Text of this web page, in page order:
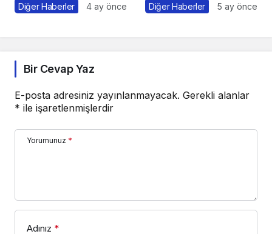
Naftalan Resmen
Diğer Haberler 4 ay önce
Gücüyle Strese Veda
Diğer Haberler 5 ay önce
Bir Cevap Yaz
E-posta adresiniz yayınlanmayacak. Gerekli alanlar
* ile işaretlenmişlerdir
Yorumunuz *
Adınız *